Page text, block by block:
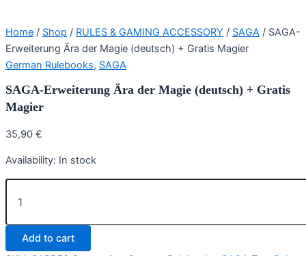
Home / Shop / RULES & GAMING ACCESSORY / SAGA / SAGA-
Erweiterung Ära der Magie (deutsch) + Gratis Magier
German Rulebooks, SAGA
SAGA-Erweiterung Ära der Magie (deutsch) + Gratis
Magier
35,90 €
Availability: In stock
SAGA-
Erweiterung
der
Magie
(deutsch)
Add to cart